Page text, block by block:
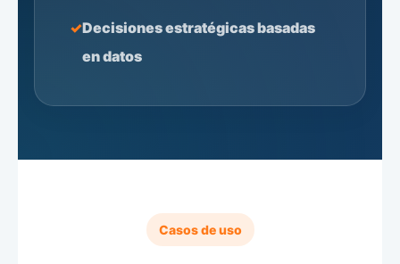
Decisiones estratégicas basadas
en datos
Casos de uso